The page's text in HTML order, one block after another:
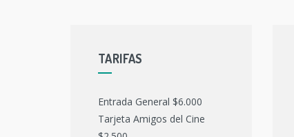
TARIFAS
Entrada General $6.000
Tarjeta Amigos del Cine